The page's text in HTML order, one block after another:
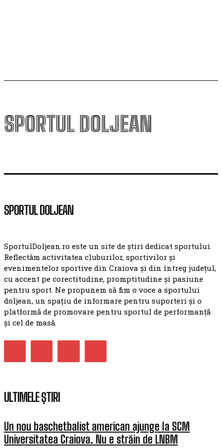
SPORTUL DOLJEAN
SPORTUL DOLJEAN
SportulDoljean.ro este un site de știri dedicat sportului.
Reflectăm activitatea cluburilor, sportivilor și
evenimentelor sportive din Craiova și din întreg județul,
cu accent pe corectitudine, promptitudine și pasiune
pentru sport. Ne propunem să fim o voce a sportului
doljean, un spațiu de informare pentru suporteri și o
platformă de promovare pentru sportul de performanță
și cel de masă.
ULTIMELE ȘTIRI
Un nou baschetbalist american ajunge la SCM
Universitatea Craiova. Nu e străin de LNBM